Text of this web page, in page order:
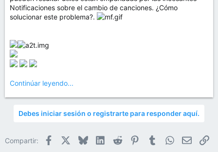
m
a
Notificaciones sobre el cambio de canciones. ¿Cómo
solucionar este problema?.
Continúar leyendo...
Debes iniciar sesión o registrarte para responder aquí.
Compartir: Facebook BlueskyLinkedIn
Reddit PinterestTumblrWhatsApp
Email